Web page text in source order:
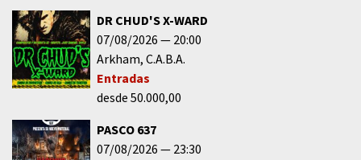
DR CHUD'S X-WARD
07/08/2026
20:00
Arkham C.A.B.A.
Entradas
desde 50.000,00
PASCO 637
07/08/2026
23:30